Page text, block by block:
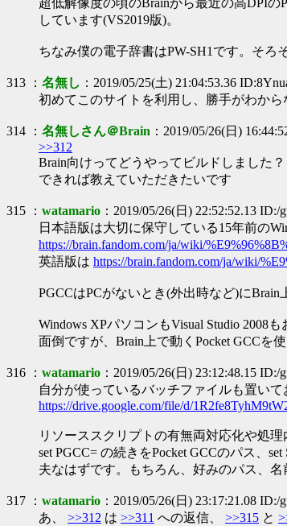
超低解像度の頃のBrainから最近の高DPI
しています(VS2019版)。
ちなみ僕の電子辞書はPW-SH1です。そ
313 ： 名無し ：2019/05/25(土) 21:04:53.36
初めてこのサイトを利用し、勝手がわか
314 ： 名無しさん＠Brain ：2019/05/26(日)
>>312
Brain向けってどうやってビルドしました？
できれば教えていただきたいです
315 ： watamario ：2019/05/26(日) 22:52:52.13 ID:/
日本語版は大切に保守している15年前の
https://brain.fandom.com/ja/wiki/
英語版は https://brain.fandom.com/ja/wiki/
PGCCはPCがないとき(外出時など)に
Windows XPパソコンもVisual Studio 2008
面倒ですが、Brain上で動くPocket GCCを
316 ： watamario ：2019/05/26(日) 23:12:48.15 ID:/
自分が使っているバッチファイルも置いて
https://drive.google.com/file/d/
リソーススクリプトの有無両対応化や処
set PGCC= の続きをPocket GCCのパス、
夫なはずです。もちろん、好みのパス、名
317 ： watamario ：2019/05/26(日) 23:17:21.08 ID:/
あ、 >>312 は >>311 への返信、 >>315 と